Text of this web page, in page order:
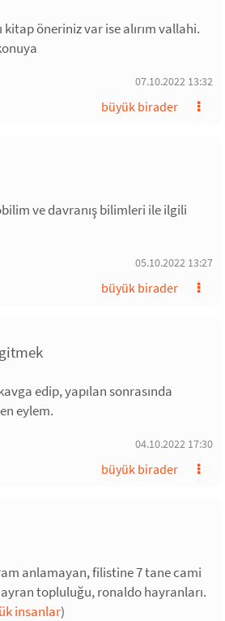
öneriniz var ise alırım vallahi.
07.10.2022 13:32
büyük birader
ve davranış bilimleri ile ilgili
05.10.2022 13:27
büyük birader
edip, yapılan sonrasında
eylem.
04.10.2022 17:30
büyük birader
anlamayan, filistine 7 tane cami
topluluğu, ronaldo hayranları.
insanlar)